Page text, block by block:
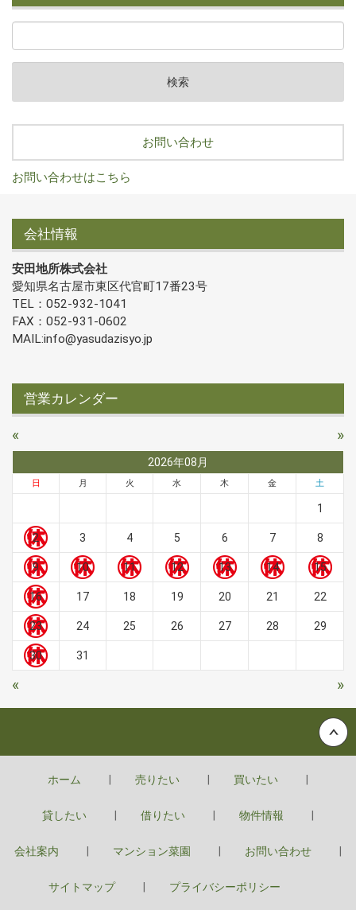
お問い合わせ
お問い合わせはこちら
会社情報
安田地所株式会社
愛知県名古屋市東区代官町17番23号
TEL：052-932-1041
FAX：052-931-0602
MAIL:info@yasudazisyo.jp
営業カレンダー
« »
2026年08月
日 月 火 水 木 金 土
1
2 3 4 5 6 7 8
9 10 11 12 13 14 15
16 17 18 19 20 21 22
23 24 25 26 27 28 29
30 31
« »
ホーム 売りたい 買いたい
貸したい 借りたい 物件情報
会社案内 マンション菜園 お問い合わせ
サイトマップ プライバシーポリシー